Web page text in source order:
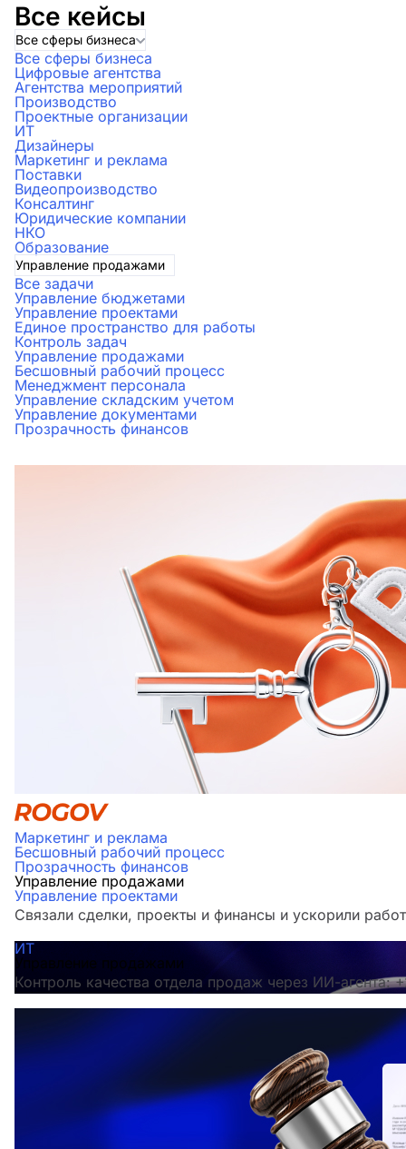
Все кейсы
Все сферы бизнеса
Все сферы бизнеса
Цифровые агентства
Агентства мероприятий
Производство
Проектные организации
ИТ
Дизайнеры
Маркетинг и реклама
Поставки
Видеопроизводство
Консалтинг
Юридические компании
НКО
Образование
Управление продажами
Все задачи
Управление бюджетами
Управление проектами
Единое пространство для работы
Контроль задач
Управление продажами
Бесшовный рабочий процесс
Менеджмент персонала
Управление складским учетом
Управление документами
Прозрачность финансов
Маркетинг и реклама
Бесшовный рабочий процесс
Прозрачность финансов
Управление продажами
Управление проектами
Связали сделки, проекты и финансы и ускорили
ИТ
Управление продажами
Контроль качества отдела продаж через ИИ-